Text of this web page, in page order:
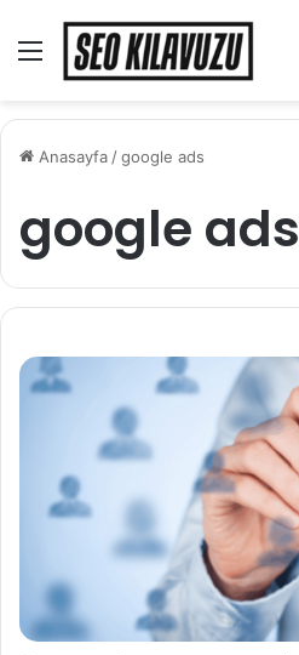
Menü
Anasayfa /google ads
google ads